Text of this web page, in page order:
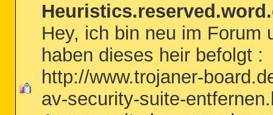
Hey, ich bin neu im Forum
haben dieses heir befolgt :
http://www.trojaner-
av-security-suite-